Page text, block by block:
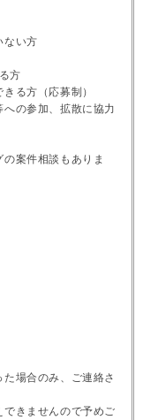
ない方
方
る方（応募制）
への参加、拡散に協力
案件相談もありま
場合のみ、ご連絡さ
きませんので予めご